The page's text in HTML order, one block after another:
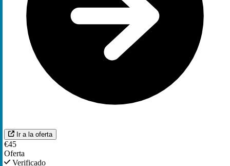
Ir a la oferta
€45
Oferta
Verificado